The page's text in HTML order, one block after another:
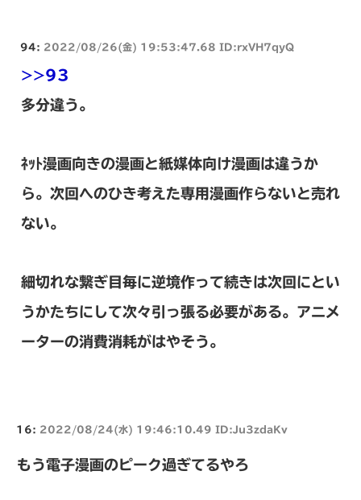
94: 2022/08/26(金) 19:53:47.68 ID:rxVH7qyQ
>>93
多分違う。
ﾈｯﾄ漫画向きの漫画と紙媒体向け漫画は違うか
ら。次回へのひき考えた専用漫画作らないと売れ
ない。
細切れな繋ぎ目毎に逆境作って続きは次回にとい
うかたちにして次々引っ張る必要がある。アニメ
ーターの消費消耗がはやそう。
16: 2022/08/24(水) 19:46:10.49 ID:Ju3zdaKv
もう電子漫画のピーク過ぎてるやろ